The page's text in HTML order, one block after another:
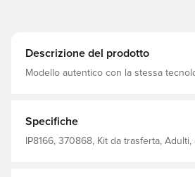
Descrizione del prodotto
Modello autentico con la stessa
Specifiche
IP8166, 370868, Kit da trasferta,